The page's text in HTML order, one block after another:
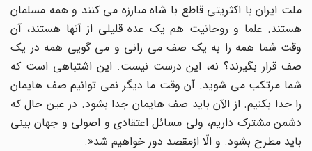
ملت ایران با اکثریتی قاطع با شاه مبارزه می کنند و همه مسلمان
هستند. علما و روحانیت هم یک عده قلیلی از آنها هستند، آن
وقت شما همه را به یک صف می رانی و می گویی همه در یک
صف قرار بگیرند؟ نه، این درست نیست. این اشتباهی است که
شما مرتکب می شوید. آن وقت ما دیگر نمی توانیم صف هایمان
را جدا بکنیم. از الآن باید صف هایمان جدا بشود. در عین حال که
دشمن مشترک داریم، ولی مسائل اعتقادی و اصولی و جهان بینی
باید مطرح بشود. و الّا ازمقصد دور خواهیم شد.»